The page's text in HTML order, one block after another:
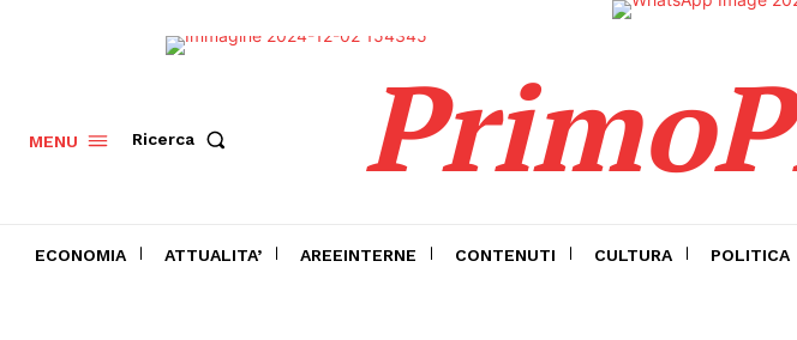
MENU Ricerca
ECONOMIA ATTUALITA’ AREEINTERNE CONTENUTI CULTURA POLITICA